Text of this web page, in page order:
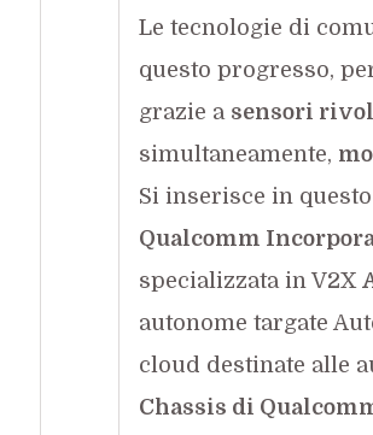
Le tecnologie di
questo progresso,
grazie a sensori
simultaneamente,
Si inserisce in
Qualcomm
specializzata in V2X
autonome targate
cloud destinate alle
Chassis di